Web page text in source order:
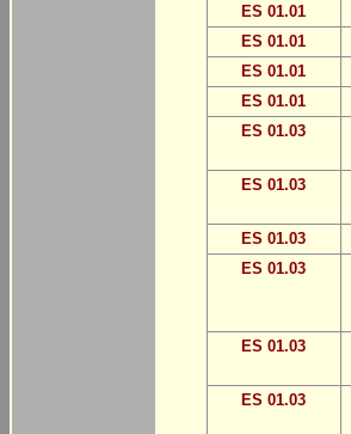
ES 01.01
ES 01.01
ES 01.01
ES 01.01
ES 01.03
ES 01.03
ES 01.03
ES 01.03
ES 01.03
ES 01.03